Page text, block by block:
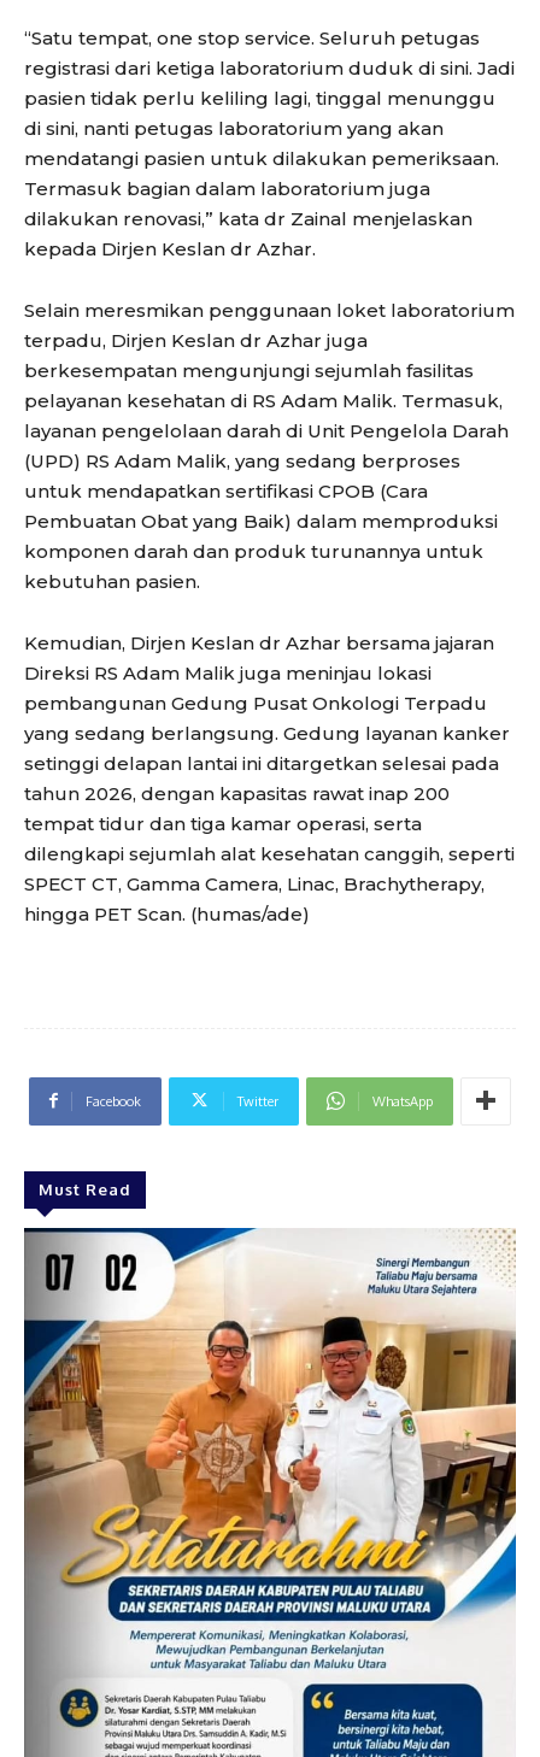
“Satu tempat, one stop service. Seluruh petugas
registrasi dari ketiga laboratorium duduk di sini. Jadi
pasien tidak perlu keliling lagi, tinggal menunggu
di sini, nanti petugas laboratorium yang akan
mendatangi pasien untuk dilakukan pemeriksaan.
Termasuk bagian dalam laboratorium juga
dilakukan renovasi,” kata dr Zainal menjelaskan
kepada Dirjen Keslan dr Azhar.
Selain meresmikan penggunaan loket laboratorium
terpadu, Dirjen Keslan dr Azhar juga
berkesempatan mengunjungi sejumlah fasilitas
pelayanan kesehatan di RS Adam Malik. Termasuk,
layanan pengelolaan darah di Unit Pengelola Darah
(UPD) RS Adam Malik, yang sedang berproses
untuk mendapatkan sertifikasi CPOB (Cara
Pembuatan Obat yang Baik) dalam memproduksi
komponen darah dan produk turunannya untuk
kebutuhan pasien.
Kemudian, Dirjen Keslan dr Azhar bersama jajaran
Direksi RS Adam Malik juga meninjau lokasi
pembangunan Gedung Pusat Onkologi Terpadu
yang sedang berlangsung. Gedung layanan kanker
setinggi delapan lantai ini ditargetkan selesai pada
tahun 2026, dengan kapasitas rawat inap 200
tempat tidur dan tiga kamar operasi, serta
dilengkapi sejumlah alat kesehatan canggih, seperti
SPECT CT, Gamma Camera, Linac, Brachytherapy,
hingga PET Scan. (humas/ade)
Facebook Twitter WhatsApp
Must Read